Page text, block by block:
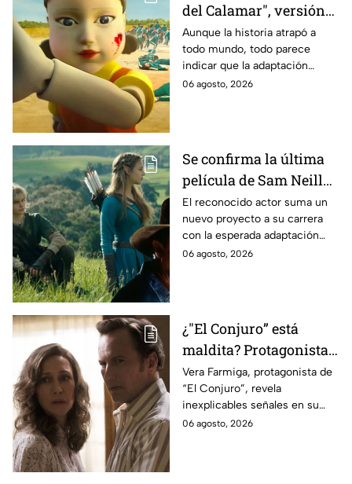
del Calamar", versión
Estados Unidos? Esto
es lo que se sabe al
momento
Aunque la historia atrapó a
todo mundo, todo parece
indicar que la adaptación
podría ser cancelada:
06 agosto, 2026
Se confirma la última
película de Sam Neill
antes de morir: esto es
lo que se sabe hasta
ahora
El reconocido actor suma un
nuevo proyecto a su carrera
con la esperada adaptación
cinematográfica del popular
06 agosto, 2026
¿"El Conjuro” está
maldita? Protagonista
revela INQUIETANTES
señales en su cuerpo
durante la grabación de
la película
Vera Farmiga, protagonista de
“El Conjuro”, revela
inexplicables señales en su
cuerpo durante el rodaje de la
06 agosto, 2026